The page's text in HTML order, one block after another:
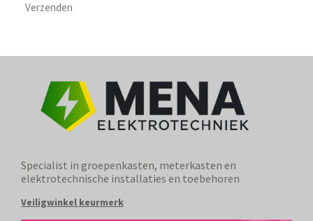
Verzenden
Specialist in groepenkasten, meterkasten en
elektrotechnische installaties en toebehoren
Veiligwinkel keurmerk